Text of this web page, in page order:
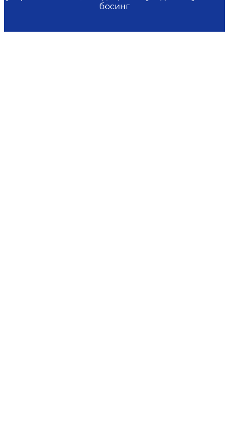
босинг